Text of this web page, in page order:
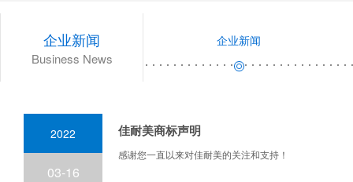
企业新闻
Business News
企业新闻
佳耐美商标声明
感谢您一直以来对佳耐美的关注和支持！
2022
03-16